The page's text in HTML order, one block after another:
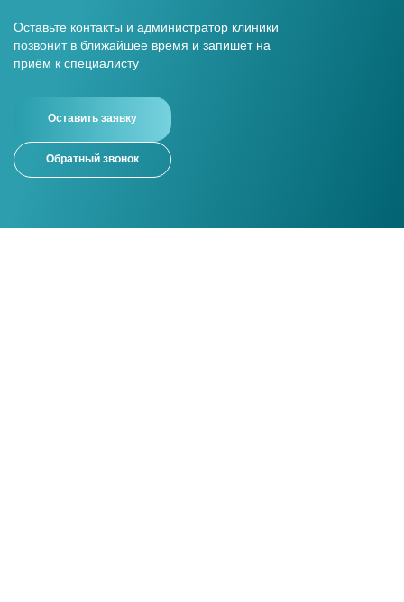
Оставьте контакты и администратор клиники
позвонит в ближайшее время и запишет на
приём к специалисту
Оставить заявку
Обратный звонок